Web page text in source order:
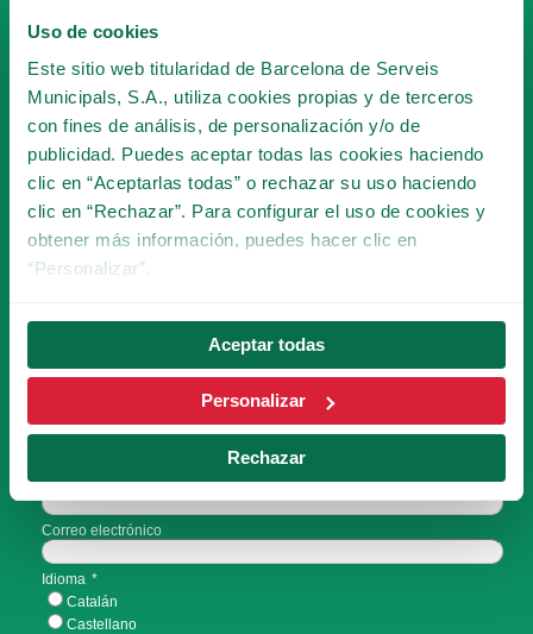
Uso de cookies
Este sitio web titularidad de Barcelona de Serveis
Municipals, S.A., utiliza cookies propias y de terceros
con fines de análisis, de personalización y/o de
publicidad. Puedes aceptar todas las cookies haciendo
clic en “Aceptarlas todas” o rechazar su uso haciendo
clic en “Rechazar”. Para configurar el uso de cookies y
obtener más información, puedes hacer clic en
“Personalizar”.
Aceptar todas
Personalizar
Rechazar
DEL TIBICLUB!
HACERME SOCIO
SUSCRÍBETE A LA
¡Serás la primera persona en conocer las
novedades del Tibidabo!